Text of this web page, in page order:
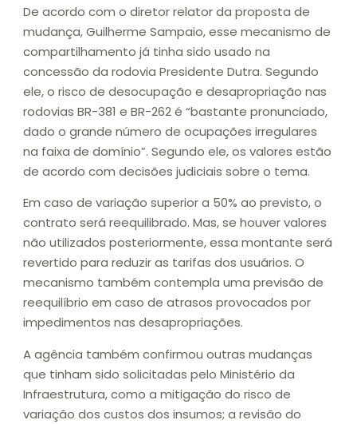
De acordo com o diretor relator da proposta de
mudança, Guilherme Sampaio, esse mecanismo de
compartilhamento já tinha sido usado na
concessão da rodovia Presidente Dutra. Segundo
ele, o risco de desocupação e desapropriação nas
rodovias BR-381 e BR-262 é “bastante pronunciado,
dado o grande número de ocupações irregulares
na faixa de domínio”. Segundo ele, os valores estão
de acordo com decisões judiciais sobre o tema.
Em caso de variação superior a 50% ao previsto, o
contrato será reequilibrado. Mas, se houver valores
não utilizados posteriormente, essa montante será
revertido para reduzir as tarifas dos usuários. O
mecanismo também contempla uma previsão de
reequilíbrio em caso de atrasos provocados por
impedimentos nas desapropriações.
A agência também confirmou outras mudanças
que tinham sido solicitadas pelo Ministério da
Infraestrutura, como a mitigação do risco de
variação dos custos dos insumos; a revisão do